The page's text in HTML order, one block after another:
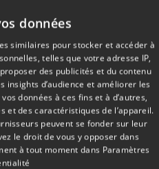
données
similaires pour stocker et accéder à
telles que votre adresse IP,
des publicités et du contenu
insights d’audience et améliorer les
données à ces fins et à d’autres,
et des caractéristiques de l’appareil.
peuvent se fonder sur leur
le droit de vous y opposer dans
à tout moment dans Paramètres